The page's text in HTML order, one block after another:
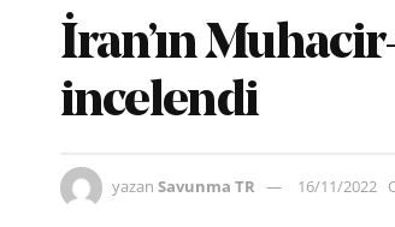
İran’ın
incelendi
yazan Savunma TR 16/11/2022